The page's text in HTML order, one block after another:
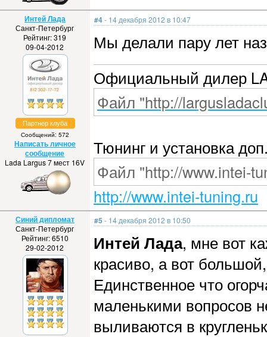
Интей Лада
Санкт-Петербург
Рейтинг: 319
09-04-2012
Партнер клуба
Сообщений: 572
Написать личное
сообщение
Lada Largus 7 мест 16V
#4- 14 декабря 2012 в 10:47
Мы делали пару лет
Официальный дилер
Файл "http://
Тюнинг и установка
Файл "http://www.intei-
http://www.intei-tuning.ru
Синий дипломат
Санкт-Петербург
Рейтинг: 6510
29-02-2012
#5 - 14 декабря 2012 в 10:50
Интей Лада, мне вот
красиво, а вот
Единственное что
маленькими вопросов
выливаются в